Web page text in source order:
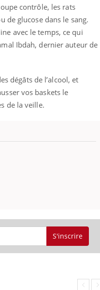
contrôle, les rats
de glucose dans le sang.
avec le temps, ce qui
Ibdah, dernier auteur de
dégâts de l’alcool, et
vos baskets le
de la veille.
S'inscrire